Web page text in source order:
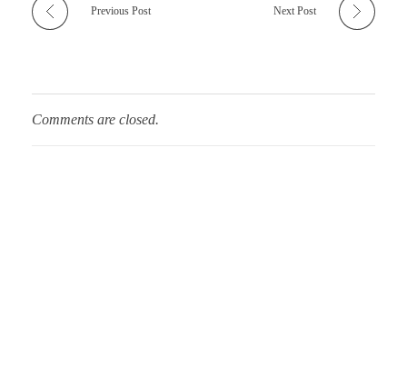
Previous Post Next Post
Comments are closed.